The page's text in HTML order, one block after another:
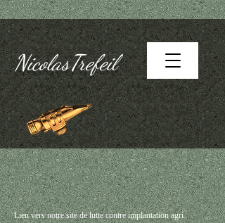
NicolasTrefeil
Lien vers notre site de lutte contre implantation agri